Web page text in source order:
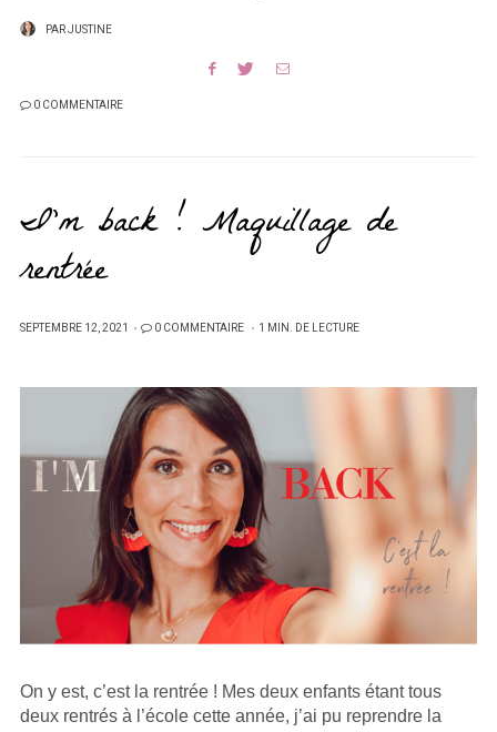
PARJUSTINE
0 COMMENTAIRE
I’m back ! Maquillage de
rentrée
PUBLIÉ
SEPTEMBRE 12, 2021 0 COMMENTAIRE 1 MIN. DE LECTURE
On y est, c’est la rentrée ! Mes deux enfants étant tous
deux rentrés à l’école cette année, j’ai pu reprendre la